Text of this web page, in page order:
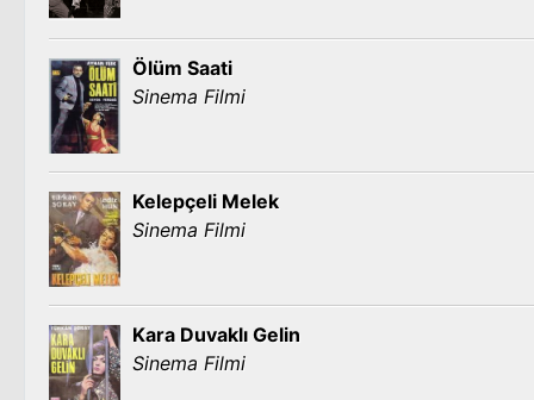
Ölüm Saati
Sinema Filmi
Kelepçeli Melek
Sinema Filmi
Kara Duvaklı Gelin
Sinema Filmi